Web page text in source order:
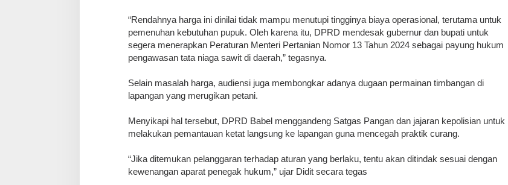
“Rendahnya harga ini dinilai tidak mampu menutupi tingginya biaya operasional, terutama untuk
pemenuhan kebutuhan pupuk. Oleh karena itu, DPRD mendesak gubernur dan bupati untuk
segera menerapkan Peraturan Menteri Pertanian Nomor 13 Tahun 2024 sebagai payung hukum
pengawasan tata niaga sawit di daerah,” tegasnya.
Selain masalah harga, audiensi juga membongkar adanya dugaan permainan timbangan di
lapangan yang merugikan petani.
Menyikapi hal tersebut, DPRD Babel menggandeng Satgas Pangan dan jajaran kepolisian untuk
melakukan pemantauan ketat langsung ke lapangan guna mencegah praktik curang.
“Jika ditemukan pelanggaran terhadap aturan yang berlaku, tentu akan ditindak sesuai dengan
kewenangan aparat penegak hukum,” ujar Didit secara tegas